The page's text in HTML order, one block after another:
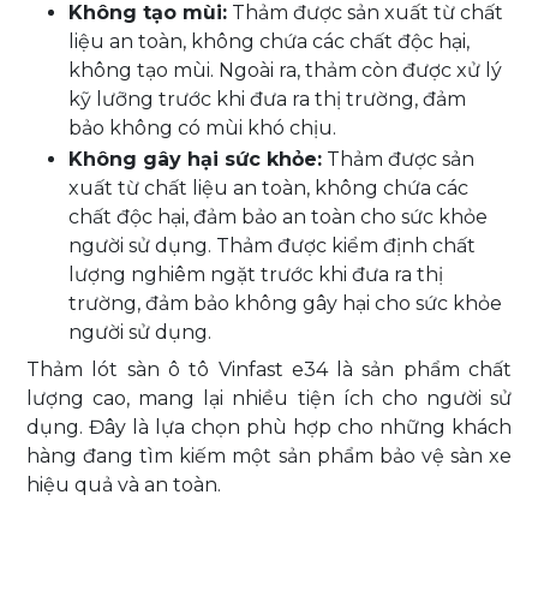
Không tạo mùi: Thảm được sản xuất từ chất
liệu an toàn, không chứa các chất độc hại,
không tạo mùi. Ngoài ra, thảm còn được xử lý
kỹ lưỡng trước khi đưa ra thị trường, đảm
bảo không có mùi khó chịu.
Không gây hại sức khỏe: Thảm được sản
xuất từ chất liệu an toàn, không chứa các
chất độc hại, đảm bảo an toàn cho sức khỏe
người sử dụng. Thảm được kiểm định chất
lượng nghiêm ngặt trước khi đưa ra thị
trường, đảm bảo không gây hại cho sức khỏe
người sử dụng.
Thảm lót sàn ô tô Vinfast e34 là sản phẩm chất
lượng cao, mang lại nhiều tiện ích cho người sử
dụng. Đây là lựa chọn phù hợp cho những khách
hàng đang tìm kiếm một sản phẩm bảo vệ sàn xe
hiệu quả và an toàn.